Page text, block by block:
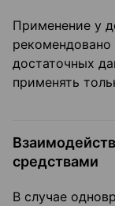
Применение у
рекомендовано
достаточных
применять
средствами
В случае